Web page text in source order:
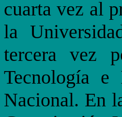
cuarta vez al
la
tercera vez
Tecnología e
Nacional. En